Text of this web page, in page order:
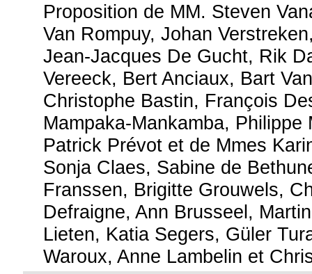
Proposition de MM. Steven
Van Rompuy, Johan
Jean-Jacques De Gucht, Rik
Vereeck, Bert Anciaux, Bart
Christophe Bastin, François
Mampaka-Mankamba, Philippe
Patrick Prévot et de Mmes
Sonja Claes, Sabine de
Franssen, Brigitte Grouwels,
Defraigne, Ann Brusseel,
Lieten, Katia Segers, Güler
Waroux, Anne Lambelin et